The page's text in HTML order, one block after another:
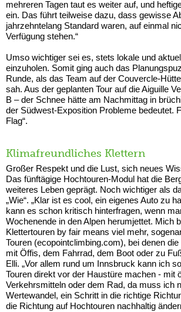
mehreren Tagen taut es weiter auf, und
ein. Das führt teilweise dazu, dass gewisse
jahrzehntelang Standard waren, auf einmal
Verfügung stehen.“
Umso wichtiger sei es, stets lokale und
einzuholen. Somit ging auch das
Runde, als das Team auf der Couvercle-
sah. Aus der geplanten Tour auf die Aiguille
B – der Schnee hätte am Nachmittag in
der Südwest-Exposition Probleme bedeutet.
Flag“.
Klimafreundliches Klettern
Großer Respekt und die Lust, sich neues
Das fünftägige Hochtouren-Modul hat die
weiteres Leben geprägt. Noch wichtiger als
„Wie“. „Klar ist es cool, ein eigenes Auto zu
kann es schon kritisch hinterfragen, wenn
Wochenende in den Alpen herumjettet. Mich
Klettertouren by fair means viel mehr,
Touren (ecopointclimbing.com), bei denen
mit Öffis, dem Fahrrad, dem Boot oder zu
Elli. „Vor allem rund um Innsbruck kann ich
Touren direkt vor der Haustüre machen - mit
Verkehrsmitteln oder dem Rad, da muss ich
Wertewandel, ein Schritt in die richtige
die Richtung auf Hochtouren nachhaltig